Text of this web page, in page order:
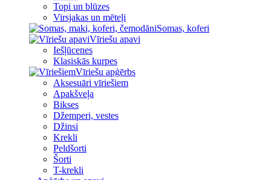
Topi un blūzes
Virsjakas un mēteļi
Somas, koferi
Vīriešu apavi
Iešļūcenes
Klasiskās kurpes
Vīriešu apģērbs
Aksesuāri vīriešiem
Apakšveļa
Bikses
Džemperi, vestes
Džinsi
Krekli
Peldšorti
Šorti
T-krekli